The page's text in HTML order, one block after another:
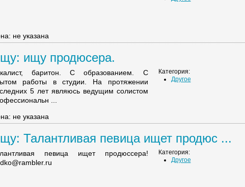
не указана
ищу продюсера.
баритон. С образованием. С
работы в студии. На протяжении
5 лет являюсь ведущим солистом
...
Категория:
Другое
не указана
Талантливая певица ищет продюс ...
певица ищет продюссера!
Категория:
Другое